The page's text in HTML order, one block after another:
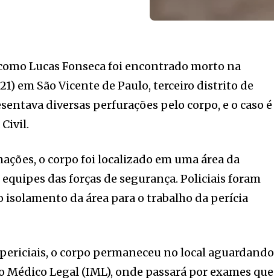
Lucas Fonseca foi encontrado morto na
em São Vicente de Paulo, terceiro distrito de
diversas perfurações pelo corpo, e o caso é
o corpo foi localizado em uma área da
das forças de segurança. Policiais foram
isolamento da área para o trabalho da perícia
o corpo permaneceu no local aguardando
Legal (IML), onde passará por exames que